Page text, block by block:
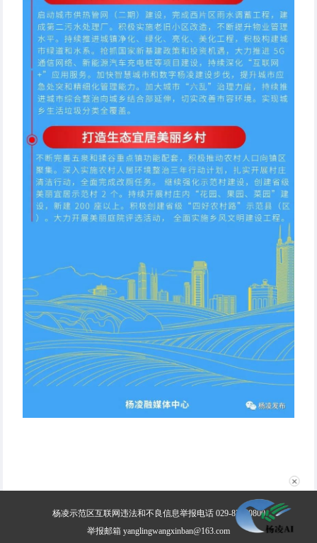
杨凌示范区互联网违法和不良信息举报电话 029-87030800
举报邮箱 yanglingwangxinban@163.com
✕